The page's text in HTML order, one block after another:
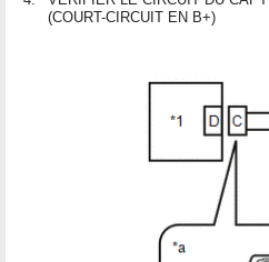
(COURT-CIRCUIT EN B+)